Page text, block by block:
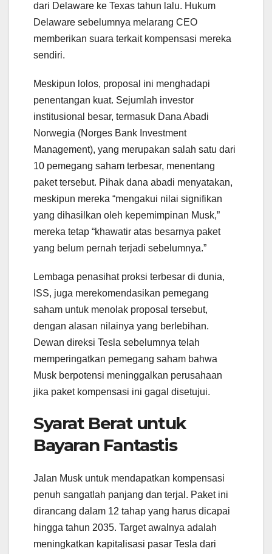
dari Delaware ke Texas tahun lalu. Hukum
Delaware sebelumnya melarang CEO
memberikan suara terkait kompensasi mereka
sendiri.
Meskipun lolos, proposal ini menghadapi
penentangan kuat. Sejumlah investor
institusional besar, termasuk Dana Abadi
Norwegia (Norges Bank Investment
Management), yang merupakan salah satu dari
10 pemegang saham terbesar, menentang
paket tersebut. Pihak dana abadi menyatakan,
meskipun mereka “mengakui nilai signifikan
yang dihasilkan oleh kepemimpinan Musk,”
mereka tetap “khawatir atas besarnya paket
yang belum pernah terjadi sebelumnya.”
Lembaga penasihat proksi terbesar di dunia,
ISS, juga merekomendasikan pemegang
saham untuk menolak proposal tersebut,
dengan alasan nilainya yang berlebihan.
Dewan direksi Tesla sebelumnya telah
memperingatkan pemegang saham bahwa
Musk berpotensi meninggalkan perusahaan
jika paket kompensasi ini gagal disetujui.
Syarat Berat untuk
Bayaran Fantastis
Jalan Musk untuk mendapatkan kompensasi
penuh sangatlah panjang dan terjal. Paket ini
dirancang dalam 12 tahap yang harus dicapai
hingga tahun 2035. Target awalnya adalah
meningkatkan kapitalisasi pasar Tesla dari